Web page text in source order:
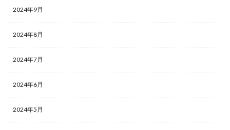
2024年9月
2024年8月
2024年7月
2024年6月
2024年5月